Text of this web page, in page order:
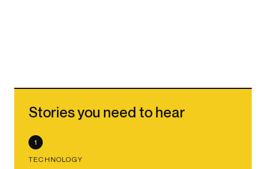
Stories you need to hear
1
TECHNOLOGY